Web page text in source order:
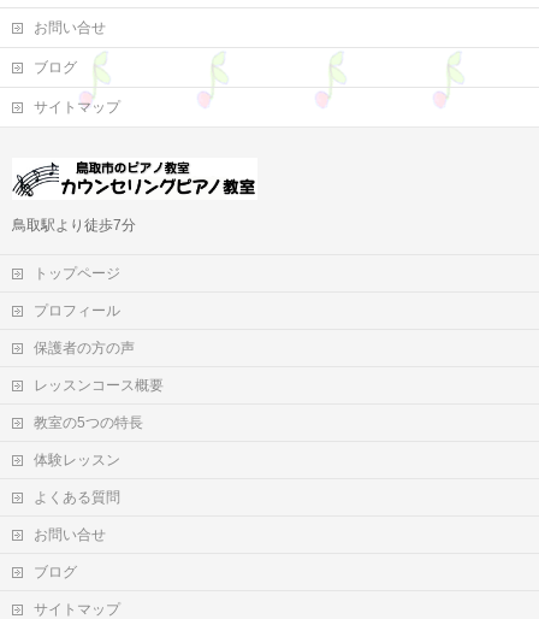
お問い合せ
ブログ
サイトマップ
鳥取駅より徒歩7分
トップページ
プロフィール
保護者の方の声
レッスンコース概要
教室の5つの特長
体験レッスン
よくある質問
お問い合せ
ブログ
サイトマップ